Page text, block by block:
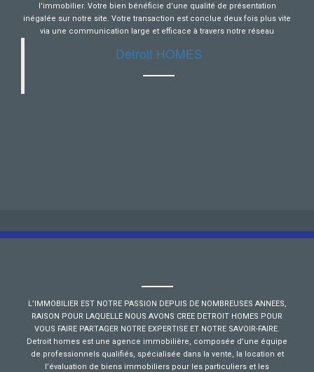
l'immobilier. Votre bien bénéficie d'une qualité de présentation
inégalée sur notre site. Votre transaction est conclue deux fois plus vite
via une communication large et efficace à travers notre réseau
Detroit HOMES
L’IMMOBILIER EST NOTRE PASSION DEPUIS DE NOMBREUSES ANNEES,
RAISON POUR LAQUELLE NOUS AVONS CREE DETROIT HOMES POUR
VOUS FAIRE PARTAGER NOTRE EXPERTISE ET NOTRE SAVOIR-FAIRE.
Detroit homes est une agence immobilière, composée d’une équipe
de professionnels qualifiés, spécialisée dans la vente, la location et
l’évaluation de biens immobiliers pour les particuliers et les